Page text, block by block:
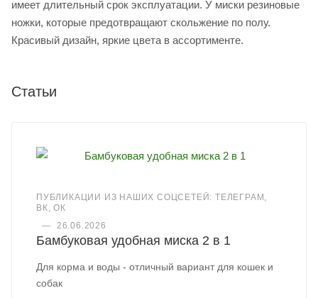
имеет длительный срок эксплуатации. У миски резиновые
ножки, которые предотвращают скольжение по полу.
Красивый дизайн, яркие цвета в ассортименте.
Статьи
ПУБЛИКАЦИИ ИЗ НАШИХ СОЦСЕТЕЙ: ТЕЛЕГРАМ,
ВК, ОК
—
26.06.2026
Бамбуковая удобная миска 2 в 1
Для корма и воды - отличный вариант для кошек и
собак